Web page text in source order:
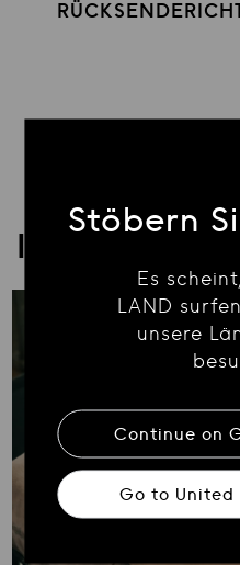
Stöbern
Es
LAND
unsere
Continue on
Go to United
ICONA